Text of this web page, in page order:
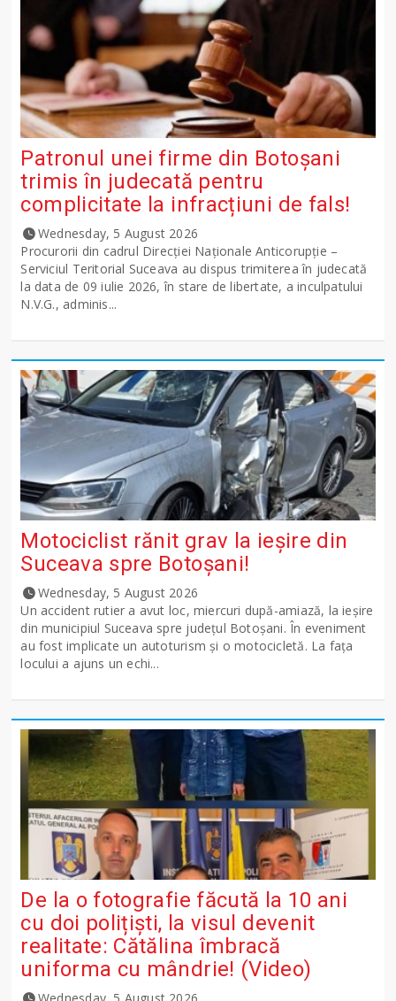
Patronul unei firme din Botoșani
trimis în judecată pentru
complicitate la infracțiuni de fals!
Wednesday, 5 August 2026
Procurorii din cadrul Direcției Naționale Anticorupție –
Serviciul Teritorial Suceava au dispus trimiterea în judecată
la data de 09 iulie 2026, în stare de libertate, a inculpatului
N.V.G., adminis...
Motociclist rănit grav la ieșire din
Suceava spre Botoșani!
Wednesday, 5 August 2026
Un accident rutier a avut loc, miercuri după-amiază, la ieșire
din municipiul Suceava spre județul Botoșani. În eveniment
au fost implicate un autoturism și o motocicletă. La fața
locului a ajuns un echi...
De la o fotografie făcută la 10 ani
cu doi polițiști, la visul devenit
realitate: Cătălina îmbracă
uniforma cu mândrie! (Video)